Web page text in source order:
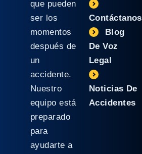
que pueden
ser los
momentos
después de
un
accidente.
Nuestro
equipo está
preparado
para
ayudarte a
Contáctanos
Blog
De Voz
Legal
Noticias De
Accidentes